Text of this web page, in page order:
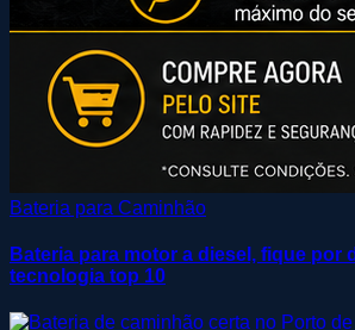
Bateria para Caminhão
Bateria para motor a diesel, fique por
tecnologia top 10